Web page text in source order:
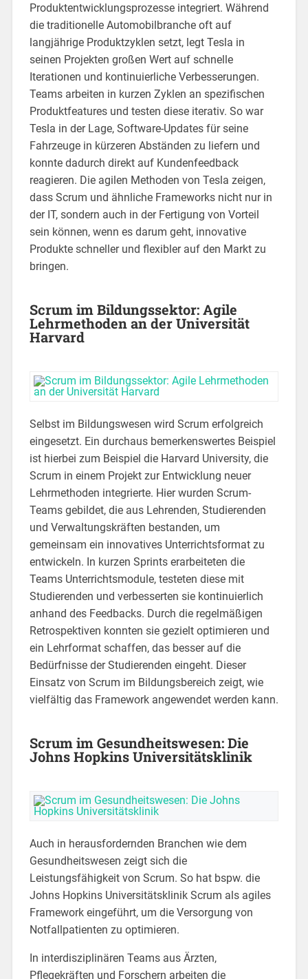
Produktentwicklungsprozesse integriert. Während
die traditionelle Automobilbranche oft auf
langjährige Produktzyklen setzt, legt Tesla in
seinen Projekten großen Wert auf schnelle
Iterationen und kontinuierliche Verbesserungen.
Teams arbeiten in kurzen Zyklen an spezifischen
Produktfeatures und testen diese iterativ. So war
Tesla in der Lage, Software-Updates für seine
Fahrzeuge in kürzeren Abständen zu liefern und
konnte dadurch direkt auf Kundenfeedback
reagieren. Die agilen Methoden von Tesla zeigen,
dass Scrum und ähnliche Frameworks nicht nur in
der IT, sondern auch in der Fertigung von Vorteil
sein können, wenn es darum geht, innovative
Produkte schneller und flexibler auf den Markt zu
bringen.
Scrum im Bildungssektor: Agile
Lehrmethoden an der Universität
Harvard
Selbst im Bildungswesen wird Scrum erfolgreich
eingesetzt. Ein durchaus bemerkenswertes Beispiel
ist hierbei zum Beispiel die Harvard University, die
Scrum in einem Projekt zur Entwicklung neuer
Lehrmethoden integrierte. Hier wurden Scrum-
Teams gebildet, die aus Lehrenden, Studierenden
und Verwaltungskräften bestanden, um
gemeinsam ein innovatives Unterrichtsformat zu
entwickeln. In kurzen Sprints erarbeiteten die
Teams Unterrichtsmodule, testeten diese mit
Studierenden und verbesserten sie kontinuierlich
anhand des Feedbacks. Durch die regelmäßigen
Retrospektiven konnten sie gezielt optimieren und
ein Lehrformat schaffen, das besser auf die
Bedürfnisse der Studierenden eingeht. Dieser
Einsatz von Scrum im Bildungsbereich zeigt, wie
vielfältig das Framework angewendet werden kann.
Scrum im Gesundheitswesen: Die
Johns Hopkins Universitätsklinik
Auch in herausfordernden Branchen wie dem
Gesundheitswesen zeigt sich die
Leistungsfähigkeit von Scrum. So hat bspw. die
Johns Hopkins Universitätsklinik Scrum als agiles
Framework eingeführt, um die Versorgung von
Notfallpatienten zu optimieren.
In interdisziplinären Teams aus Ärzten,
Pflegekräften und Forschern arbeiten die